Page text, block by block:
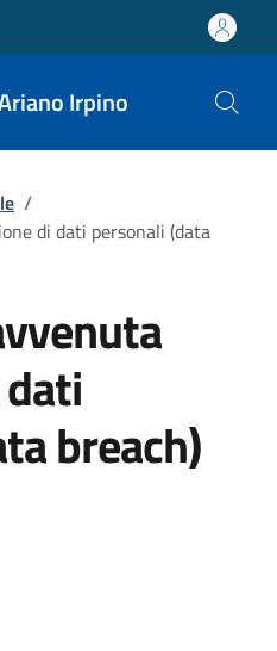
Irpino
/
di dati personali (data
breach)